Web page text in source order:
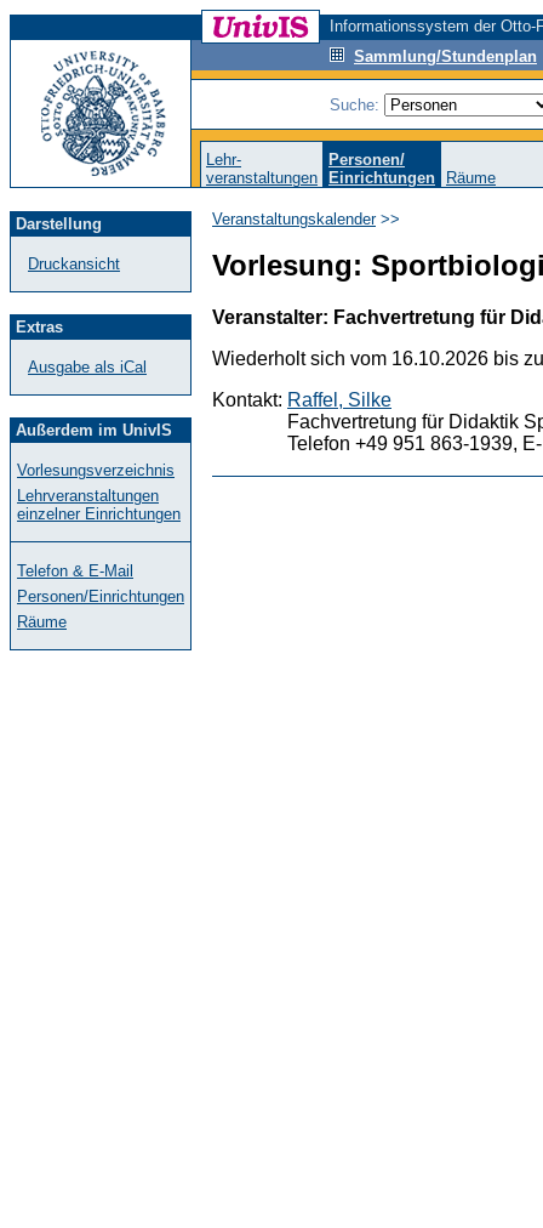
Informationssystem der
Sammlung/Stundenplan
Suche:
Lehr-
veranstaltungen
Personen/
Einrichtungen
Räume
Darstellung
Druckansicht
Extras
Ausgabe als iCal
Außerdem im UnivIS
Vorlesungsverzeichnis
Lehrveranstaltungen
einzelner Einrichtungen
Telefon & E-Mail
Personen/Einrichtungen
Räume
Veranstaltungskalender>>
Vorlesung:
Veranstalter: Fachvertretung für
Wiederholt sich vom 16.10.2026 bis
Kontakt: Raffel, Silke
Fachvertretung für Didaktik
Telefon +49 951 863-1939,